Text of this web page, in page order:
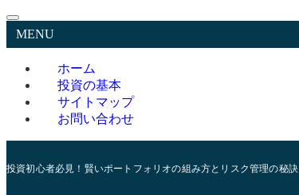
MENU
ホーム
投資の基本
サイトマップ
お問い合わせ
投資初心者必見！賢いポートフォリオの組み方とリスク管理の秘訣